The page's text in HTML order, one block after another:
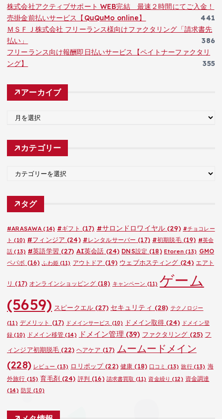
株式会社アクティブサポート WEB完結 最速２時間にてご入金！
売掛金前払いサービス【QuQuMo online】
441
ＭＳＦＪ株式会社 フリーランス様向けファクタリング「請求書先
払い」
386
フリーランス向け報酬即日払いサービス【ペイトナーファクタリ
ング】
355
アーカイブ
カ
カテゴリー
ゴ
タグ
#ARASAWA (14) #ギフト (17) #サロンドロワイヤル(29) #チョコレー
ト (10) #フィンジア (24) #レンタルサーバー (17) #初期脱毛(19) #英会
話 (13) #英語学習 (27) AI英会話 (24) DNS設定 (18) Etoren(13) GMO
ペパボ (16) ふわ姫(11) アウトドア (19) ウェブホスティング (24) エアト
リ (17) オンラインショッピング(18) キャンペーン (11) ゲーム
(5659) スピークエル(27) セキュリティ (28) テクノロジー
(11) デメリット (17) ドメインサービス (10) ドメイン取得 (24) ドメイン登
録 (10) ドメイン移管(14) ドメイン管理 (39) ファクタリング (25) フ
ィンジア初期脱毛 (22) ヘアケア (17) ムームードメイン
(228) レビュー (13) ロリポップ(22) 健康 (18) 口コミ (13) 旅行(13) 海
外旅行 (15) 育毛剤(24) 評判 (16) 請求書買取 (11) 資金繰り (12) 資金調達
(14) 防災 (10)